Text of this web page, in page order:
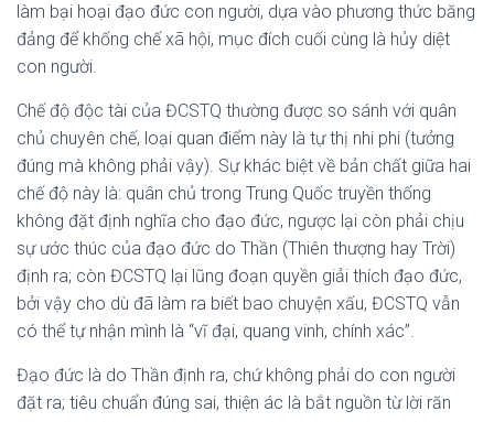
làm bại hoại đạo đức con người, dựa vào phương thức băng
đảng để khống chế xã hội, mục đích cuối cùng là hủy diệt
con người.
Chế độ độc tài của ĐCSTQ thường được so sánh với quân
chủ chuyên chế, loại quan điểm này là tự thị nhi phi (tưởng
đúng mà không phải vậy). Sự khác biệt về bản chất giữa hai
chế độ này là: quân chủ trong Trung Quốc truyền thống
không đặt định nghĩa cho đạo đức, ngược lại còn phải chịu
sự ước thúc của đạo đức do Thần (Thiên thượng hay Trời)
định ra; còn ĐCSTQ lại lũng đoạn quyền giải thích đạo đức,
bởi vậy cho dù đã làm ra biết bao chuyện xấu, ĐCSTQ vẫn
có thể tự nhận mình là “vĩ đại, quang vinh, chính xác”.
Đạo đức là do Thần định ra, chứ không phải do con người
đặt ra; tiêu chuẩn đúng sai, thiện ác là bắt nguồn từ lời răn